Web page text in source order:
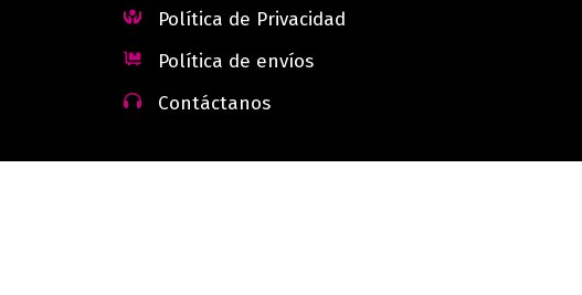
Política de Privacidad
Política de envíos
Contáctanos